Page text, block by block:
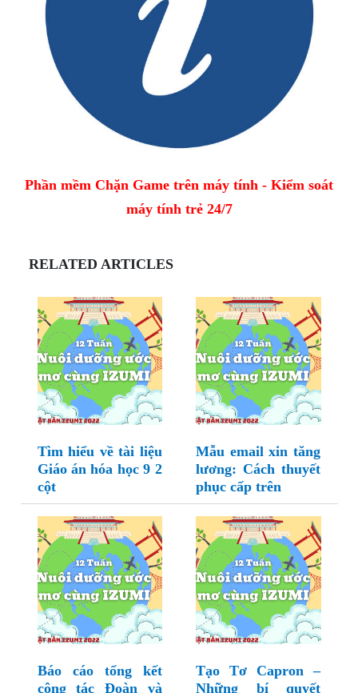
Phần mềm Chặn Game trên máy tính - Kiểm soát
máy tính trẻ 24/7
RELATED ARTICLES
Tìm hiểu về tài liệu
Giáo án hóa học 9 2
cột
Mẫu email xin tăng
lương: Cách thuyết
phục cấp trên
Báo cáo tổng kết
công tác Đoàn và
Tạo Tơ Capron –
Những bí quyết